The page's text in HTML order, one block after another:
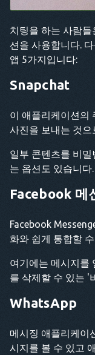
치팅을 하는 사람
션을 사용합니다.
앱 5가지입니다:
Snapchat
이 애플리케이션의
사진을 보내는 것
일부 콘텐츠를 비
는 옵션도 있습니다.
Facebook 메
Facebook
화와 쉽게 통합할
여기에는 메시지를
를 삭제할 수 있는 '
WhatsApp
메시징 애플리케이
시지를 볼 수 있고